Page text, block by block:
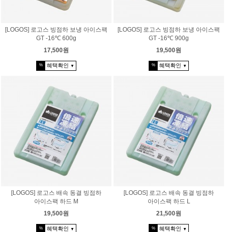
[LOGOS] 로고스 빙점하 보냉 아이스팩
GT -16℃ 600g
17,500원
% 혜택확인 ▼
[LOGOS] 로고스 빙점하 보냉 아이스팩
GT -16℃ 900g
19,500원
% 혜택확인 ▼
[LOGOS] 로고스 배속 동결 빙점하
아이스팩 하드 M
19,500원
% 혜택확인 ▼
[LOGOS] 로고스 배속 동결 빙점하
아이스팩 하드 L
21,500원
% 혜택확인 ▼